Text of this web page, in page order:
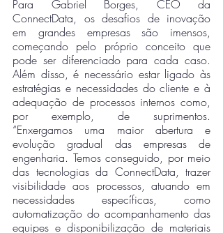
Para Gabriel Borges, CEO da
ConnectData, os desafios de inovação
em grandes empresas são imensos,
começando pelo próprio conceito que
pode ser diferenciado para cada caso.
Além disso, é necessário estar ligado às
estratégias e necessidades do cliente e à
adequação de processos internos como,
por exemplo, de suprimentos.
“Enxergamos uma maior abertura e
evolução gradual das empresas de
engenharia. Temos conseguido, por meio
das tecnologias da ConnectData, trazer
visibilidade aos processos, atuando em
necessidades específicas, como
automatização do acompanhamento das
equipes e disponibilização de materiais